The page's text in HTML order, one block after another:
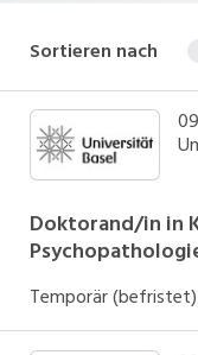
Lehrstelle
Ferienjob
POSITION
Einkauf,
Engineering,
Finanzen,
Gartenbau,
Gastronomie,
Lebensmittel
Immobilien,
Sortieren nach
Doktorand/in in
Temporär (befristet)